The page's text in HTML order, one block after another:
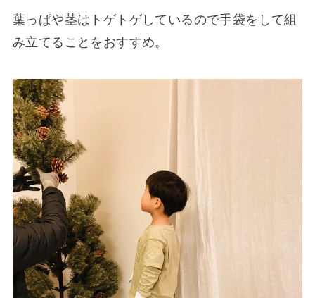
葉っぱや茎はトゲトゲしているので手袋をして組
み立てることをおすすめ。